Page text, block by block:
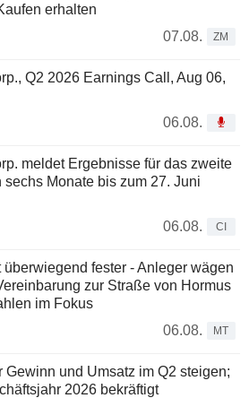
erhalten
07.08.
ZM
Q2 2026 Earnings Call, Aug 06,
06.08.
meldet Ergebnisse für das zweite
Monate bis zum 27. Juni
06.08.
CI
fester - Anleger wägen
zur Straße von Hormus
im Fokus
06.08.
MT
Gewinn und Umsatz im Q2 steigen;
2026 bekräftigt